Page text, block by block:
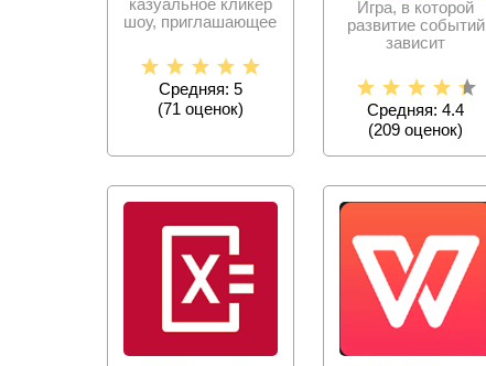
казуальное кликер
шоу, приглашающее
команды по
Средняя: 5
(71 оценок)
Игра, в которой
развитие событий
зависит
принятых тобой
решениях.
Средняя: 4.4
(209 оценок)